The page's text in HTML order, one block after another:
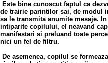
Este bine cunoscut faptul ca
de trairie parintilor sai, de modul
sa le transmita anumite mesaje.
intiparite copilului, el neavand
manifestari si preluand toate
nici un fel de filtru.
De asemenea, copilul se